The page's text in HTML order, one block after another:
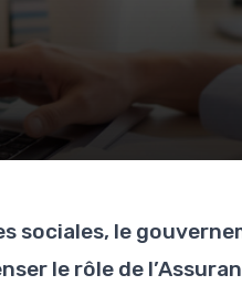
sociales, le
le rôle de